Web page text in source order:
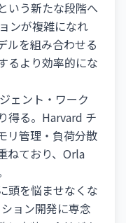
いう新たな段階へ
ンが複雑になれ
ルを組み合わせる
るより効率的にな
ェント・ワーク
得る。Harvard チ
リ管理・負荷分散
ねており、Orla
頭を悩ませなくな
ョン開発に専念